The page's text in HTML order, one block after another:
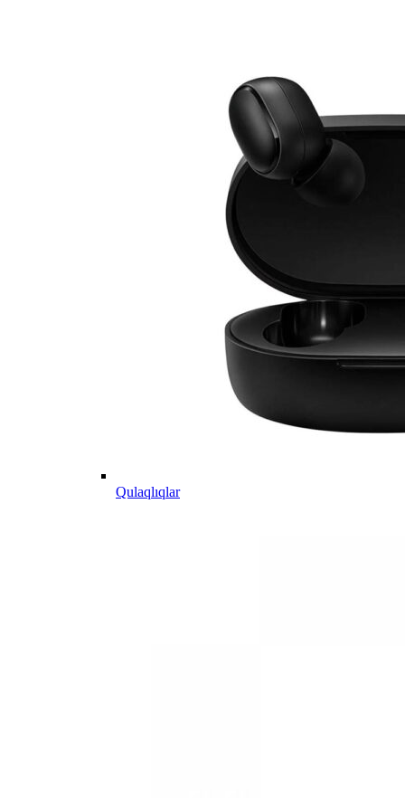
Qulaqlıqlar